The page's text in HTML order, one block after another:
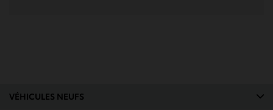
VÉHICULES NEUFS